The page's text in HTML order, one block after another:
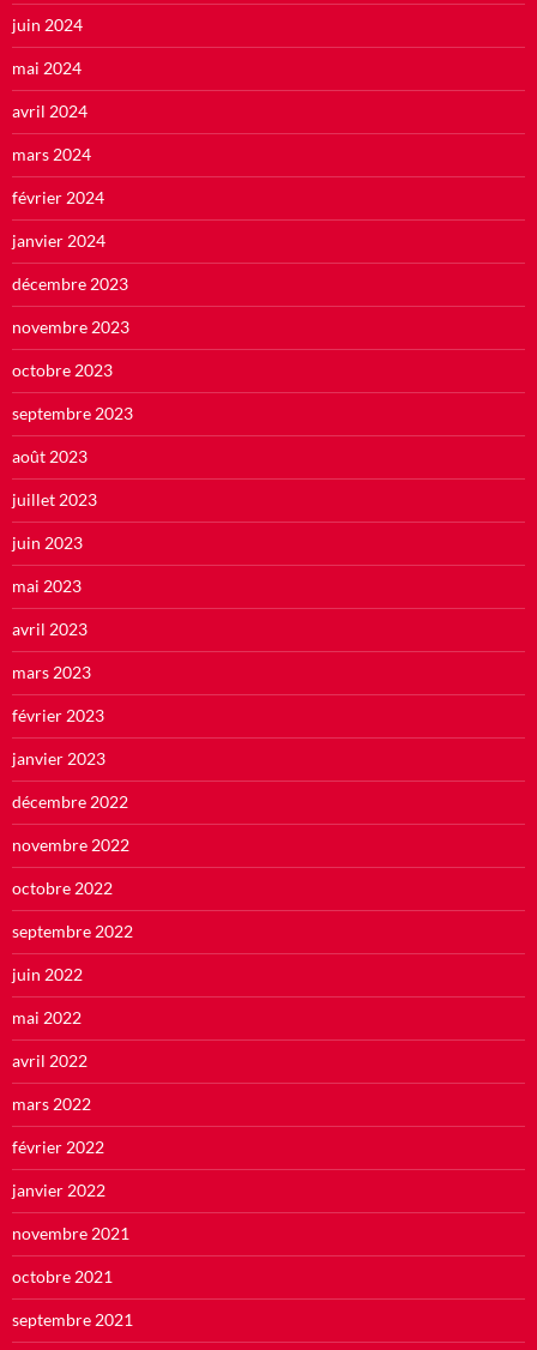
juin 2024
mai 2024
avril 2024
mars 2024
février 2024
janvier 2024
décembre 2023
novembre 2023
octobre 2023
septembre 2023
août 2023
juillet 2023
juin 2023
mai 2023
avril 2023
mars 2023
février 2023
janvier 2023
décembre 2022
novembre 2022
octobre 2022
septembre 2022
juin 2022
mai 2022
avril 2022
mars 2022
février 2022
janvier 2022
novembre 2021
octobre 2021
septembre 2021